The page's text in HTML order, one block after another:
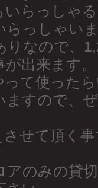
いらっしゃ
らっしゃい
りなので、
出来ます。
て使った
ますので、
せて頂く
アのみの貸